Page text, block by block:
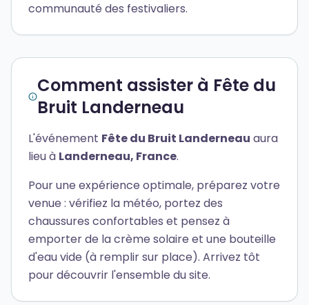
communauté des festivaliers.
Comment assister à Fête du
Bruit Landerneau
L'événement Fête du Bruit Landerneau aura
lieu à Landerneau, France.
Pour une expérience optimale, préparez votre
venue : vérifiez la météo, portez des
chaussures confortables et pensez à
emporter de la crème solaire et une bouteille
d'eau vide (à remplir sur place). Arrivez tôt
pour découvrir l'ensemble du site.